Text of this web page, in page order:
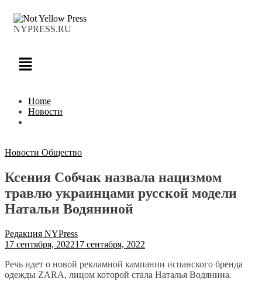
NYPRESS.RU
Home
Новости
Новости Общество
Ксения Собчак назвала нацизмом
травлю украинцами русской модели
Натальи Водяниной
Редакция NYPress
17 сентября, 202217 сентября, 2022
Речь идет о новой рекламной кампании испанского бренда
одежды ZARA, лицом которой стала Наталья Водянина.